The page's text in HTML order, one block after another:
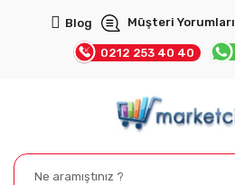
Blog Müşteri Yorumları
0212 253 40 40